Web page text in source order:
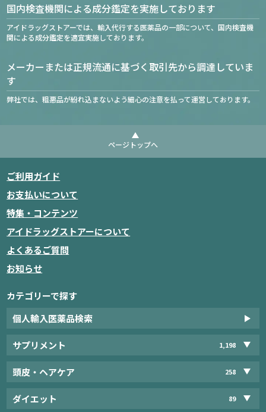
国内検査機関による成分鑑定を実施しております
アイドラッグストアーでは、輸入代行する医薬品の一部について、国内検査機
関による成分鑑定を適宜実施しております。
メーカーまたは正規流通に基づく取引先から調達していま
す
弊社では、粗悪品が紛れ込まないよう細心の注意を払って運営しております。
ページトップへ
ご利用ガイド
お支払いについて
特集・コンテンツ
アイドラッグストアーについて
よくあるご質問
お知らせ
カテゴリーで探す
個人輸入医薬品検索
サプリメント 1,198
頭皮・ヘアケア 258
ダイエット 89